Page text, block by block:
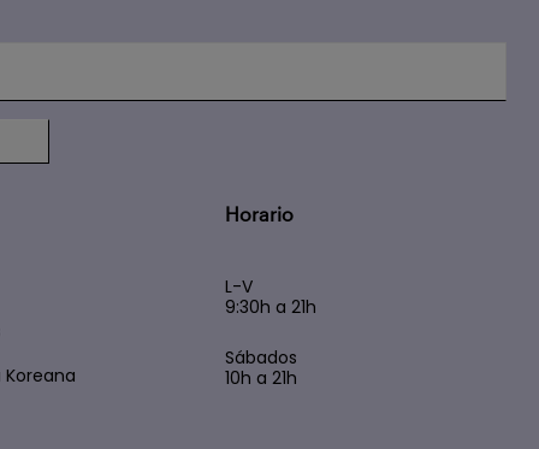
Horario
L-V
9:30h a 21h
Sábados
10h a 21h